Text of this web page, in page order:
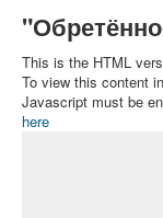
This is the HTML
To view this content
Javascript must be
here